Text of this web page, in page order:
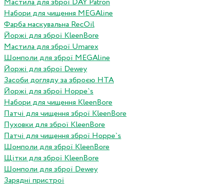
Мастила для зброї DAY Patron
Набори для чищення MEGAline
Фарба маскувальна RecOil
Йоржі для зброї KleenBore
Мастила для зброї Umarex
Шомполи для зброї MEGAline
Йоржі для зброї Dewey
Засоби догляду за зброєю HTA
Йоржі для зброї Hoppe`s
Набори для чищення KleenBore
Патчі для чищення зброї KleenBore
Пуховки для зброї KleenBore
Патчі для чищення зброї Hoppe`s
Шомполи для зброї KleenBore
Щітки для зброї KleenBore
Шомполи для зброї Dewey
Зарядні пристрої